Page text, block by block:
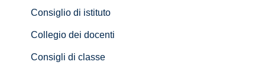
Consiglio di istituto
Collegio dei docenti
Consigli di classe